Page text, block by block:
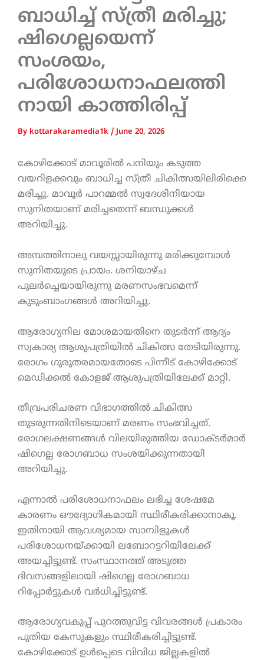
ബാധിച്ച് സ്ത്രീ മരിച്ചു;
ഷിഗെല്ലയെന്ന്
സംശയം,
പരിശോധനാഫലത്തി
നായി കാത്തിരിപ്പ്
By kottarakaramedia1k /June 20, 2026
കോഴിക്കോട് മാവൂരിൽ പനിയും കടുത്ത
വയറിളക്കവും ബാധിച്ച സ്ത്രീ ചികിത്സയിലിരിക്കെ
മരിച്ചു. മാവൂർ പാറമ്മൽ സ്വദേശിനിയായ
സുനിതയാണ് മരിച്ചതെന്ന് ബന്ധുക്കൾ
അറിയിച്ചു.
അമ്പത്തിനാലു വയസ്സായിരുന്നു മരിക്കുമ്പോൾ
സുനിതയുടെ പ്രായം. ശനിയാഴ്ച
പുലർച്ചെയായിരുന്നു മരണസംഭവമെന്ന്
കുടുംബാംഗങ്ങൾ അറിയിച്ചു.
ആരോഗ്യനില മോശമായതിനെ തുടർന്ന് ആദ്യം
സ്വകാര്യ ആശുപത്രിയിൽ ചികിത്സ തേടിയിരുന്നു.
രോഗം ഗുരുതരമായതോടെ പിന്നീട് കോഴിക്കോട്
മെഡിക്കൽ കോളജ് ആശുപത്രിയിലേക്ക് മാറ്റി.
തീവ്രപരിചരണ വിഭാഗത്തിൽ ചികിത്സ
തുടരുന്നതിനിടെയാണ് മരണം സംഭവിച്ചത്.
രോഗലക്ഷണങ്ങൾ വിലയിരുത്തിയ ഡോക്ടർമാർ
ഷിഗെല്ല രോഗബാധ സംശയിക്കുന്നതായി
അറിയിച്ചു.
എന്നാൽ പരിശോധനാഫലം ലഭിച്ച ശേഷമേ
കാരണം ഔദ്യോഗികമായി സ്ഥിരീകരിക്കാനാകൂ.
ഇതിനായി ആവശ്യമായ സാമ്പിളുകൾ
പരിശോധനയ്ക്കായി ലബോറട്ടറിയിലേക്ക്
അയച്ചിട്ടുണ്ട്. സംസ്ഥാനത്ത് അടുത്ത
ദിവസങ്ങളിലായി ഷിഗെല്ല രോഗബാധ
റിപ്പോർട്ടുകൾ വർധിച്ചിട്ടുണ്ട്.
ആരോഗ്യവകുപ്പ് പുറത്തുവിട്ട വിവരങ്ങൾ പ്രകാരം
പുതിയ കേസുകളും സ്ഥിരീകരിച്ചിട്ടുണ്ട്.
കോഴിക്കോട് ഉൾപ്പെടെ വിവിധ ജില്ലകളിൽ